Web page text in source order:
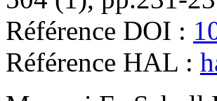
Référence DOI :
Référence HAL :